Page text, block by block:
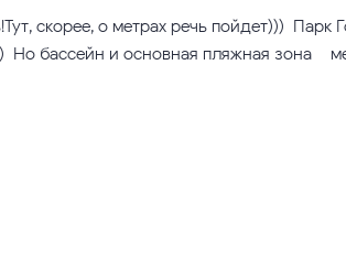
скорее, о метрах речь пойдет))) Парк
Но бассейн и основная пляжная зона –